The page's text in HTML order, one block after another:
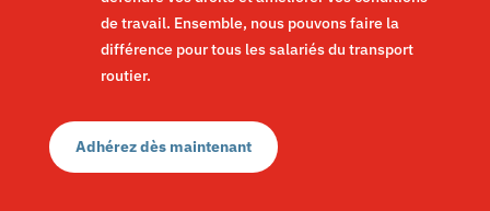
de travail. Ensemble, nous pouvons faire la
différence pour tous les salariés du transport
routier.
Adhérez dès maintenant